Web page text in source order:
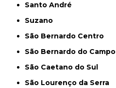
Santo André
Suzano
São Bernardo Centro
São Bernardo do Campo
São Caetano do Sul
São Lourenço da Serra